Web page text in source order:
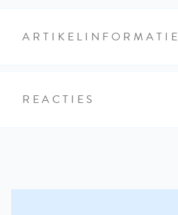
ARTIKELINFORMATIE
REACTIES